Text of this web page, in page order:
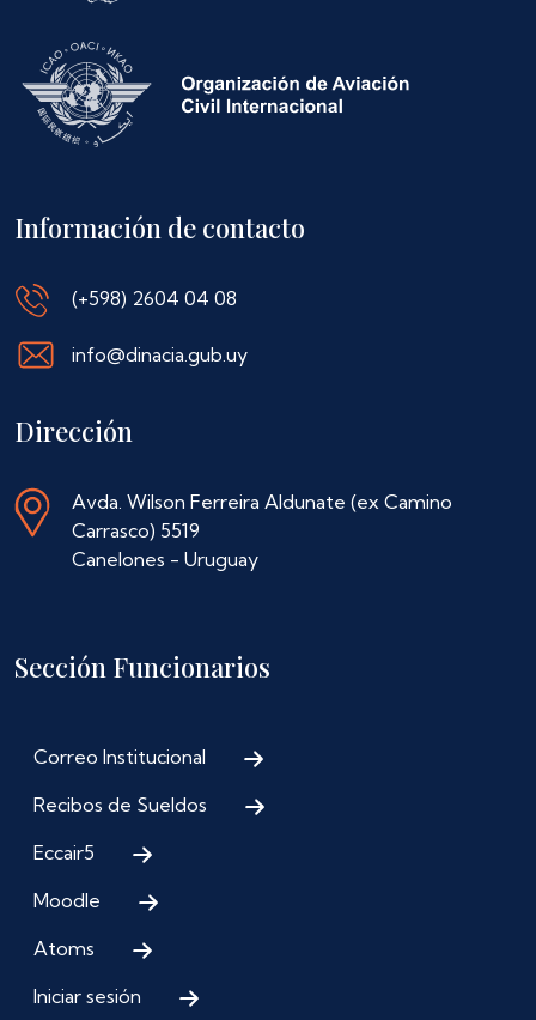
Información de contacto
(+598) 2604 04 08
info@dinacia.gub.uy
Dirección
Avda. Wilson Ferreira Aldunate (ex Camino
Carrasco) 5519
Canelones - Uruguay
Sección Funcionarios
Correo Institucional
Recibos de Sueldos
Eccair5
Moodle
Atoms
Iniciar sesión